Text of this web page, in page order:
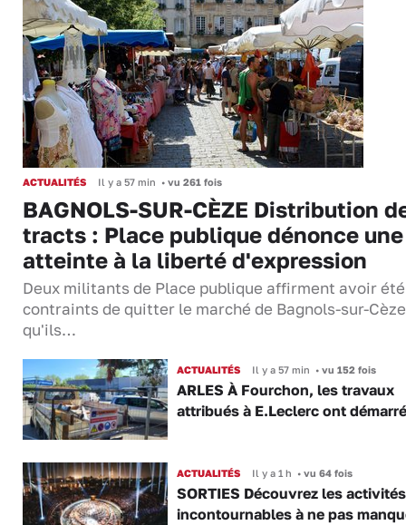
ACTUALITÉS Il y a 57 min • vu 261 fois
BAGNOLS-SUR-CÈZE Distribution
tracts : Place publique dénonce une
atteinte à la liberté d'expression
Deux militants de Place publique affirment avoir été
contraints de quitter le marché de Bagnols-sur-
qu'ils…
ACTUALITÉS Il y a 57 min •vu 152 fois
ARLES À Fourchon, les travaux
attribués à E.Leclerc ont démarré
ACTUALITÉS Il y a 1 h •vu 64 fois
SORTIES Découvrez les activités
incontournables à ne pas